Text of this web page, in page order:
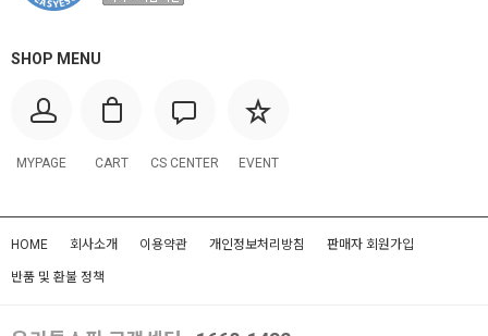
SHOP MENU
MYPAGE CART CS CENTER EVENT
HOME 회사소개 이용약관 개인정보처리방침 판매자 회원가입
반품 및 환불 정책